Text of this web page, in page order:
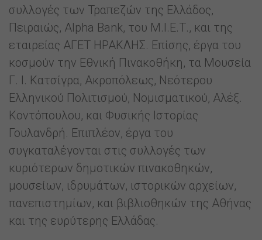
συλλογές των Τραπεζών της Ελλάδος,
Πειραιώς, Alpha Bank, του Μ.Ι.Ε.Τ., και της
εταιρείας ΑΓΕΤ ΗΡΑΚΛΗΣ. Επίσης, έργα του
κοσμούν την Εθνική Πινακοθήκη, τα Μουσεία
Γ. Ι. Κατσίγρα, Ακροπόλεως, Νεότερου
Ελληνικού Πολιτισμού, Νομισματικού, Αλέξ.
Κοντόπουλου, και Φυσικής Ιστορίας
Γουλανδρή. Επιπλέον, έργα του
συγκαταλέγονται στις συλλογές των
κυριότερων δημοτικών πινακοθηκών,
μουσείων, ιδρυμάτων, ιστορικών αρχείων,
πανεπιστημίων, και βιβλιοθηκών της Αθήνας
και της ευρύτερης Ελλάδας.